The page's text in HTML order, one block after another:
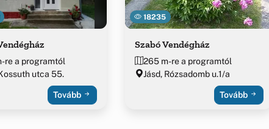
re a programtól
utca 55.
Tovább
18235
Szabó Vendégház
265 m-re a programtól
Jásd, Rózsadomb u.1/a
Tovább